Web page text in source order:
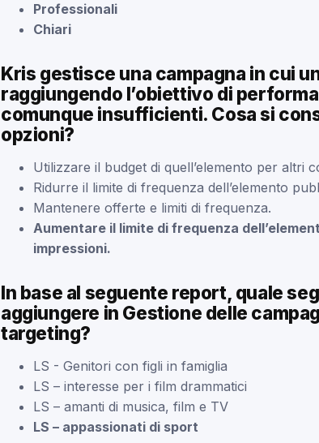
Professionali
Chiari
Kris gestisce una campagna in cui
raggiungendo l’obiettivo di
comunque insufficienti. Cosa si
opzioni?
Utilizzare il budget di quell’elemento per altri
Ridurre il limite di frequenza dell’elemento
Mantenere offerte e limiti di frequenza.
Aumentare il limite di frequenza
impressioni.
In base al seguente report, quale
aggiungere in Gestione delle
targeting?
LS - Genitori con figli in famiglia
LS – interesse per i film drammatici
LS – amanti di musica, film e TV
LS – appassionati di sport